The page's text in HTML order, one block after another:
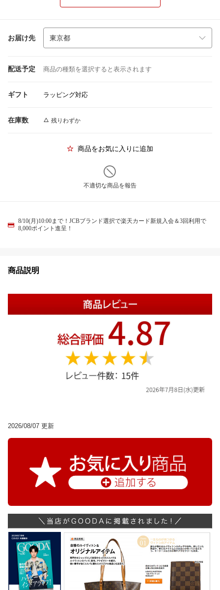
お届け先
配送予定 商品の種類を選択すると表示されます
ギフト ラッピング対応
在庫数 残りわずか
商品をお気に入りに追加
不適切な商品を報告
8/10(月)10:00まで！JCBブランド選択で楽天カード新規入会＆3回利用で
8,000ポイント進呈！
商品説明
2026/08/07 更新